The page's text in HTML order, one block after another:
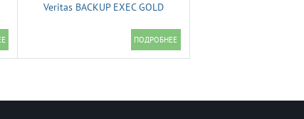
Veritas BACKUP EXEC GOLD